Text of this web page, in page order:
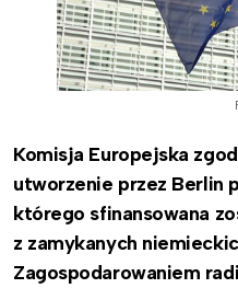
Komisja Europejska
utworzenie przez Berlin
którego sfinansowana
z zamykanych
Zagospodarowaniem